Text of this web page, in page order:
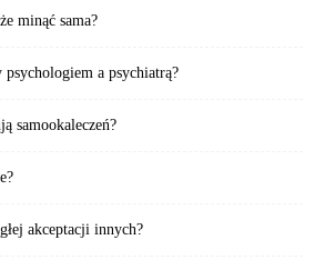
minąć sama?
psychologiem a psychiatrą?
samookaleczeń?
akceptacji innych?